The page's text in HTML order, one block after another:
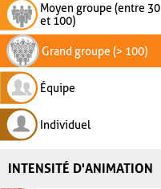
Moyen groupe (entre 30
et 100)
Grand groupe (> 100)
Équipe
Individuel
INTENSITÉ D'ANIMATION